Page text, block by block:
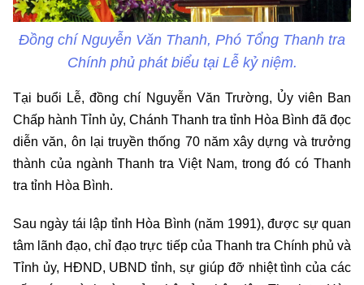
Đồng chí Nguyễn Văn Thanh, Phó Tổng Thanh tra
Chính phủ phát biểu tại Lễ kỷ niệm.
Tại buổi Lễ, đồng chí Nguyễn Văn Trường, Ủy viên Ban
Chấp hành Tỉnh ủy, Chánh Thanh tra tỉnh Hòa Bình đã đọc
diễn văn, ôn lại truyền thống 70 năm xây dựng và trưởng
thành của ngành Thanh tra Việt Nam, trong đó có Thanh
tra tỉnh Hòa Bình.
Sau ngày tái lập tỉnh Hòa Bình (năm 1991), được sự quan
tâm lãnh đạo, chỉ đạo trực tiếp của Thanh tra Chính phủ và
Tỉnh ủy, HĐND, UBND tỉnh, sự giúp đỡ nhiệt tình của các